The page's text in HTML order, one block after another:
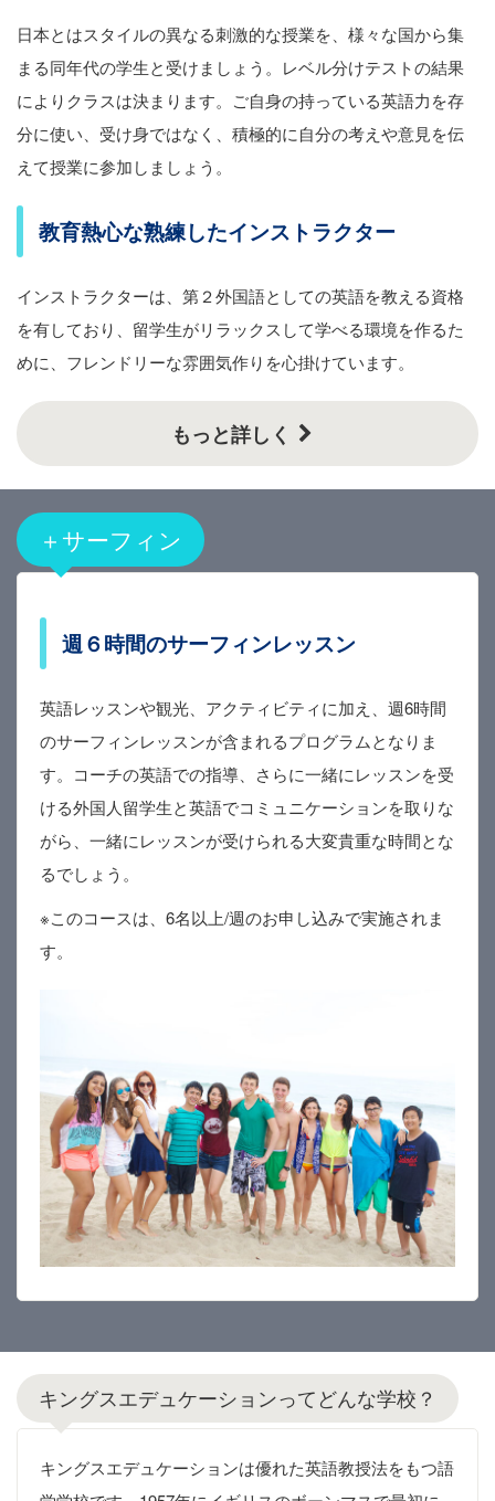
日本とはスタイルの異なる刺激的な授業を、様々な国から集
まる同年代の学生と受けましょう。レベル分けテストの結果
によりクラスは決まります。ご自身の持っている英語力を存
分に使い、受け身ではなく、積極的に自分の考えや意見を伝
えて授業に参加しましょう。
教育熱心な熟練したインストラクター
インストラクターは、第２外国語としての英語を教える資格
を有しており、留学生がリラックスして学べる環境を作るた
めに、フレンドリーな雰囲気作りを心掛けています。
もっと詳しく
＋サーフィン
週６時間のサーフィンレッスン
英語レッスンや観光、アクティビティに加え、週6時間
のサーフィンレッスンが含まれるプログラムとなりま
す。コーチの英語での指導、さらに一緒にレッスンを受
ける外国人留学生と英語でコミュニケーションを取りな
がら、一緒にレッスンが受けられる大変貴重な時間とな
るでしょう。
※このコースは、6名以上/週のお申し込みで実施されま
す。
キングスエデュケーションってどんな学校？
キングスエデュケーションは優れた英語教授法をもつ語